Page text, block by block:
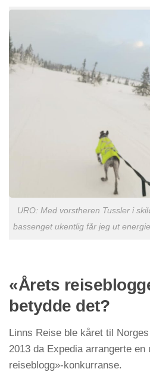
URO: Med vorstheren Tussler i
bassenget ukentlig får jeg ut
«Årets
betydde det?
Linns Reise ble kåret til
2013 da Expedia arrangerte
reiseblogg»-konkurranse.